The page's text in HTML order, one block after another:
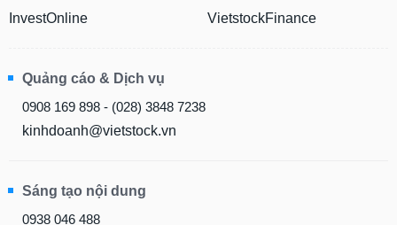
InvestOnline
VietstockFinance
Quảng cáo & Dịch vụ
0908 169 898 - (028) 3848 7238
kinhdoanh@vietstock.vn
Sáng tạo nội dung
0938 046 488